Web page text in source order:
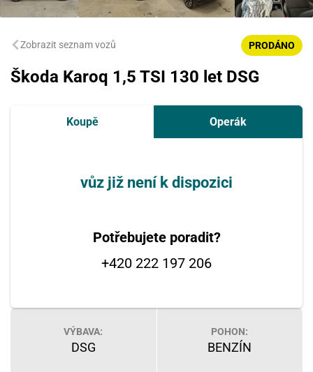
Zobrazit seznam vozů PRODÁNO
Škoda Karoq 1,5 TSI 130 let DSG
Koupě Operák
vůz již není k dispozici
Potřebujete poradit?
+420 222 197 206
VÝBAVA:
DSG
POHON:
BENZÍN